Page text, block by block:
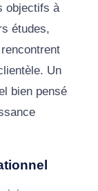
objectifs à
études,
Un
bien pensé